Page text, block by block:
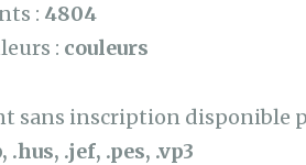
: 4804
: couleurs
sans inscription disponible
.hus, .jef, .pes, .vp3